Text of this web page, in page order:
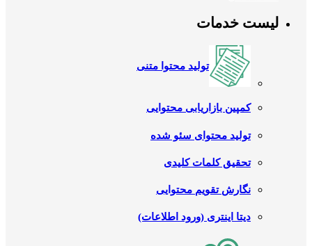
لیست خدمات
تولید محتوا متنی
کمپین بازاریابی محتوایی
تولید محتوای سئو شده
تحقیق کلمات کلیدی
نگارش تقویم محتوایی
دیتا اینتری (ورود اطلاعات)